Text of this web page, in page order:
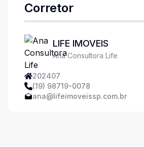
Corretor
LIFE IMOVEIS
Ana Consultora Life
202407
(19) 98719-0078
ana@lifeimoveissp.com.br